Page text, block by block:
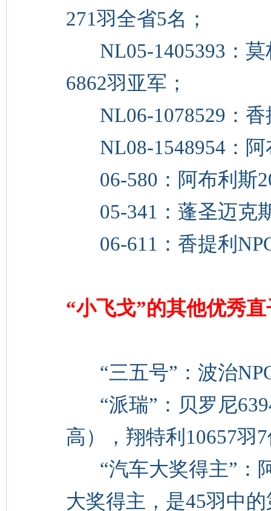
271羽全省5名；
NL05-1405393：莫
6862羽亚军；
NL06-1078529：香
NL08-1548954：阿
06-580：阿布利斯
05-341：蓬圣迈克
06-611：香提利
“小飞戈”的其他优秀
“三五号”：波治
“派瑞”：贝罗尼
高），翔特利10657羽
“汽车大奖得主”：
大奖得主，是45羽中